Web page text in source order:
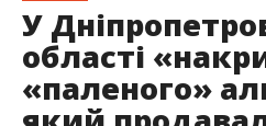
У
області
«паленого»